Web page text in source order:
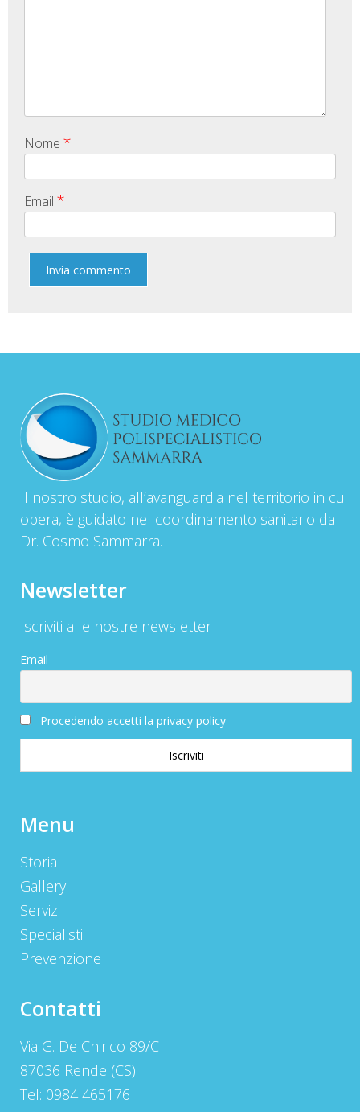
Nome *
Email *
Il nostro studio, all’avanguardia nel territorio in cui
opera, è guidato nel coordinamento sanitario dal
Dr. Cosmo Sammarra.
Newsletter
Iscriviti alle nostre newsletter
Email
Procedendo accetti la privacy policy
Menu
Storia
Gallery
Servizi
Specialisti
Prevenzione
Contatti
Via G. De Chirico 89/C
87036 Rende (CS)
Tel: 0984 465176